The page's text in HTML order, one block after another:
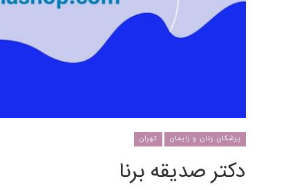
پزشکان زنان و زایمان تهران
دکتر صدیقه برنا